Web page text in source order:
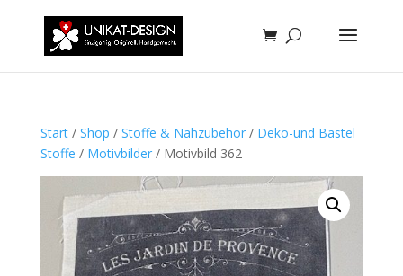
Start/ Shop / Stoffe & Nähzubehör/ Deko-und Bastel
Stoffe / Motivbilder/ Motivbild 362